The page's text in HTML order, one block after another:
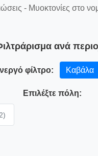
- Μυοκτονίες στο
ανά
φίλτρο: Καβάλα
Επιλέξτε πόλη: